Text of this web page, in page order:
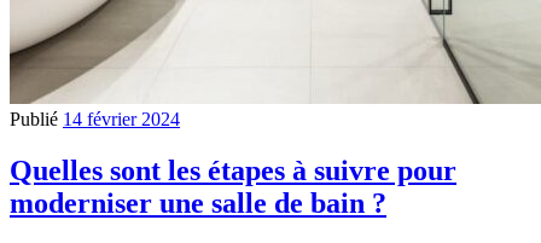
Publié 14 février 2024
Quelles sont les étapes à suivre pour
moderniser une salle de bain ?